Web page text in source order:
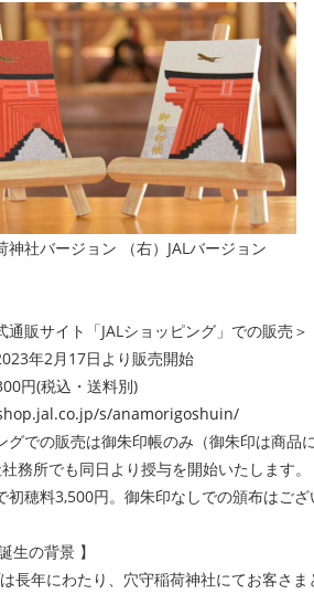
神社バージョン （右）JALバージョン
通販サイト「JALショッピング」での販売＞
年2月17日より販売開始
円(税込・送料別)
s/anamorigoshuin/
グでの販売は御朱印帳のみ（御朱印は商品
務所でも同日より授与を開始いたします。
穂料3,500円。御朱印なしでの頒布はござ
生の背景 】
長年にわたり、穴守稲荷神社にてお客さ